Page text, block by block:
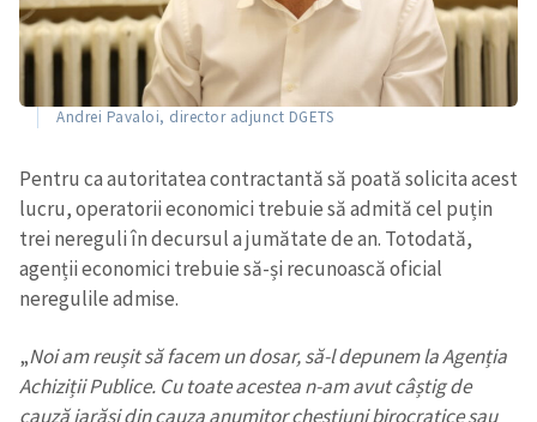
Andrei Pavaloi, director adjunct DGETS
Pentru ca autoritatea contractantă să poată solicita acest
lucru, operatorii economici trebuie să admită cel puțin
trei nereguli în decursul a jumătate de an. Totodată,
agenții economici trebuie să-și recunoască oficial
neregulile admise.
„Noi am reușit să facem un dosar, să-l depunem la Agenția
Achiziții Publice. Cu toate acestea n-am avut câștig de
cauză iarăși din cauza anumitor chestiuni birocratice sau